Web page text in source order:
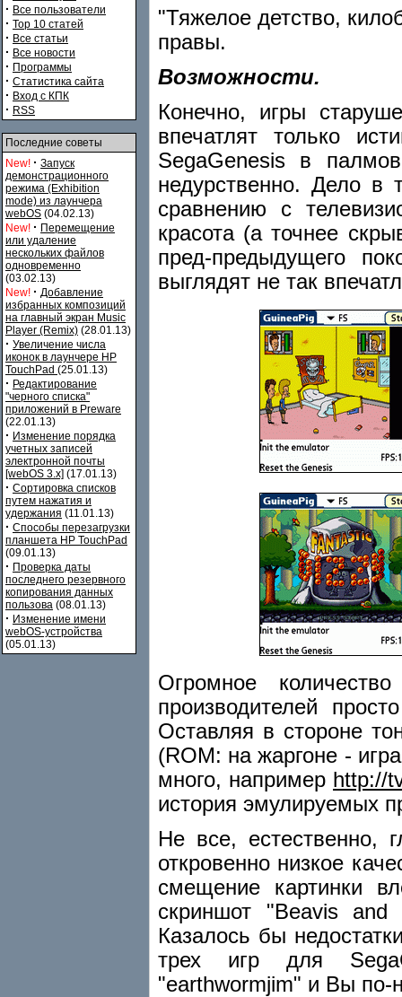
· Все пользователи
· Top 10 статей
· Все статьи
· Все новости
· Программы
· Статистика сайта
· Вход с КПК
· RSS
Последние советы
New! · Запуск
демонстрационного
режима (Exhibition
mode) из лаунчера
webOS (04.02.13)
New! · Перемещение
или удаление
нескольких файлов
одновременно
(03.02.13)
New! · Добавление
избранных композиций
на главный экран Music
Player (Remix) (28.01.13)
· Увеличение числа
иконок в лаунчере HP
TouchPad (25.01.13)
· Редактирование
"черного списка"
приложений в Preware
(22.01.13)
· Изменение порядка
учетных записей
электронной почты
[webOS 3.x] (17.01.13)
· Сортировка списков
путем нажатия и
удержания (11.01.13)
· Способы перезагрузки
планшета HP TouchPad
(09.01.13)
· Проверка даты
последнего резервного
копирования данных
пользова (08.01.13)
· Изменение имени
webOS-устройства
(05.01.13)
"Тяжелое детство,
правы.
Возможности.
Конечно, игры
впечатлят только
SegaGenesis в
недурственно. Дело
сравнению с
красота (а точнее
пред-предыдущего
выглядят не так
Огромное
производителей
Оставляя в стороне
(ROM: на жаргоне -
много, например http://
история эмулируемых
Не все, естественно,
откровенно низкое
смещение картинки
скриншот "Beavis and
Казалось бы
трех игр для
"earthwormjim" и Вы по-